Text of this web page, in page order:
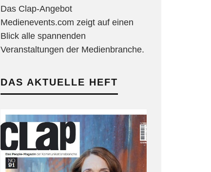
Das Clap-Angebot
Medienevents.com zeigt auf einen
Blick alle spannenden
Veranstaltungen der Medienbranche.
DAS AKTUELLE HEFT